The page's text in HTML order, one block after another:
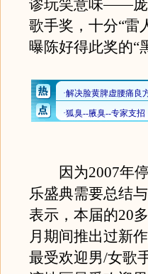
谬玩笑意味——庞
歌手奖，十分“雷
曝陈好得此奖的“
因为2007年停
乐盛典需要总结
表示，本届的20
月期间推出过新
最受欢迎男/女歌